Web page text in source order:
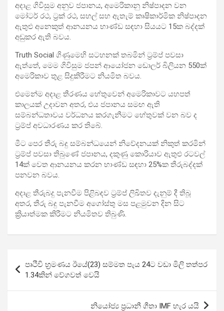
අදාළ ගිවිසුම අනුව ජපානය, අමෙරිකානු නිෂ්පාදන වන
මෝටර් රථ, ට්‍රක් රථ, සහල් සහ ඇතැම් කෘෂිකාර්මික නිෂ්පාදන
ඇතුළු අනෙකුත් ආනයනය භාණ්ඩ සඳහා සියයට 15ක බද්දක්
අඩුකර ඇති බවය.
Truth Social ගිණුමෙහි සටහනක් තබමින් ට්‍රම්ප් පවසා
ඇත්තේ, මෙම ගිවිසුම ජපන් ආයෝජන ඩොලර් බිලියන 550ක්
අමෙරිකාව තුළ සිදුකිරීමට නියමිත බවය.
එමෙන්ම අදාළ තීරණය හේතුවෙන් අමෙරිකාවට යහපත්
කාලයක් උදාවන අතර, එය ජපානය සමඟ ඇති
සම්බන්ධතාවය වර්ධනය කරගැනීමට හේතුවක් වන බව ද
ට්‍රම්ප් අවධාරණය කර තිබේ.
මීට පෙර තීරු බදු සම්බන්ධයෙන් නිවේදනයක් නිකුත් කරමින්
ට්‍රම්ප් පවසා තිබුණේ ජපානය, දකුණු කොරියාව ඇතුළු රටවල්
14ක් වෙත ආනයනය කරන භාණ්ඩ සඳහා 25%ක තීරුබද්දක්
පනවන බවය.
අදාළ තීරුබදු පැනවීම පිළිබඳව ට්‍රම්ප් ලිඛිතව දැනුම් දී තිබූ
අතර, තීරු බදු පැනවීම අගෝස්තු මස පළමුවන දින සිට
ක්‍රියාත්මක කිරීමට නියමිතව තිබුණි.
navigation
පෘථිවි භ්‍රම­ණය ඊයේ(23) සම්මත පැය 24ට වඩා මිලි තත්පර
1.34කින් වේග­වත් වෙයි
නියෝජ්‍ය ප්‍රධානී ගීතා IMF හැර යයි